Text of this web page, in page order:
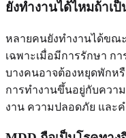
ยังทำงานได้ไหมถ้าเป็
หลายคนยังทำงานได้ขณะจั
เฉพาะเมื่อมีการรักษา ก
บางคนอาจต้องหยุดพักห
การทำงานขึ้นอยู่กับควา
งาน ความปลอดภัย และ